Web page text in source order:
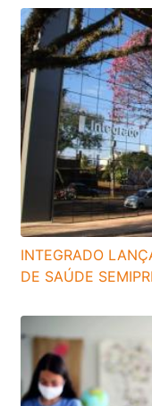
INTEGRADO
DE SAÚDE